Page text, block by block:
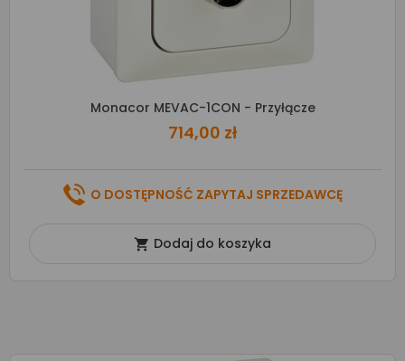
Monacor MEVAC-1CON - Przyłącze
714,00 zł
O DOSTĘPNOŚĆ ZAPYTAJ SPRZEDAWCĘ
 Dodaj do koszyka